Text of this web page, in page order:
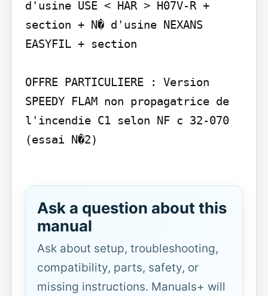
d'usine USE < HAR > H07V-R +
section + N� d'usine NEXANS
EASYFIL + section
OFFRE PARTICULIERE : Version
SPEEDY FLAM non propagatrice de
l'incendie C1 selon NF c 32-070
(essai N�2)
Ask a question about this
manual
Ask about setup, troubleshooting,
compatibility, parts, safety, or
missing instructions. Manuals+ will